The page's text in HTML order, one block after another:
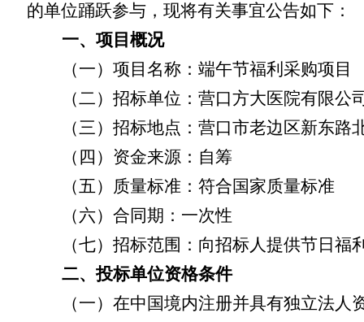
的单位踊跃参与，现将有关事宜公告如下：
一、项目概况
（一）项目名称： 端午节福利采购项目
（二）招标单位： 营口方大医院有限公
（三） 招标地点： 营口市老边区新东路
（四）资金来源： 自筹
（五）质量标准： 符合国家质量标准
（六） 合同期 ： 一次性
（七） 招标范围： 向招标人提供节日福
二、投标单位资格条件
（一） 在中国境内注册并具有独立法人